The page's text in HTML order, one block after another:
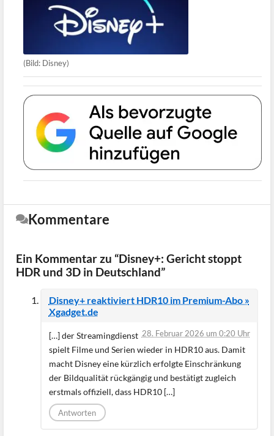
(Bild: Disney)
Kommentare
Ein Kommentar zu “Disney+: Gericht stoppt
HDR und 3D in Deutschland”
Disney+ reaktiviert HDR10 im Premium-Abo »
Xgadget.de
28. Februar 2026 um 0:20 Uhr
[…] der Streamingdienst
spielt Filme und Serien wieder in HDR10 aus. Damit
macht Disney eine kürzlich erfolgte Einschränkung
der Bildqualität rückgängig und bestätigt zugleich
erstmals offiziell, dass HDR10 […]
Antworten